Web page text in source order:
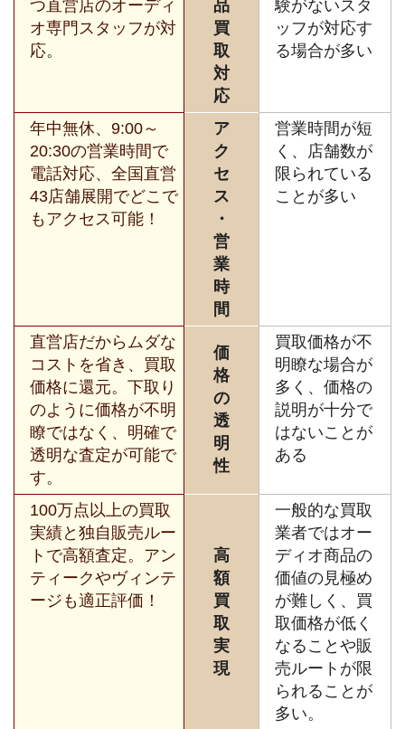
つ直営店のオーディ
オ専門スタッフが対
応。
品
買
取
対
応
験がないスタ
ッフが対応す
る場合が多い
年中無休、9:00～
20:30の営業時間で
電話対応、全国直営
43店舗展開でどこで
もアクセス可能！
ア
ク
セ
ス
・
営
業
時
間
営業時間が短
く、店舗数が
限られている
ことが多い
直営店だからムダな
コストを省き、買取
価格に還元。下取り
のように価格が不明
瞭ではなく、明確で
透明な査定が可能で
す。
価
格
の
透
明
性
買取価格が不
明瞭な場合が
多く、価格の
説明が十分で
はないことが
ある
100万点以上の買取
実績と独自販売ルー
トで高額査定。アン
ティークやヴィンテ
ージも適正評価！
高
額
買
取
実
現
一般的な買取
業者ではオー
ディオ商品の
価値の見極め
が難しく、買
取価格が低く
なることや販
売ルートが限
られることが
多い。